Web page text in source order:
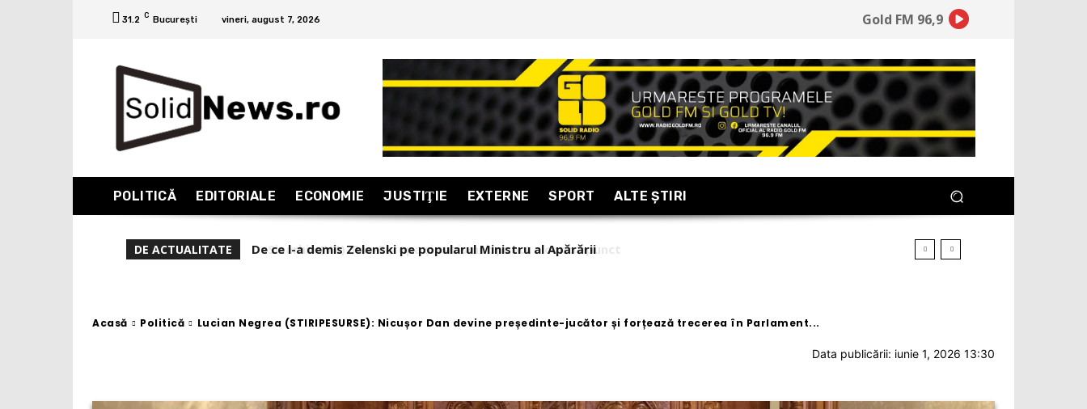
31.2 C București vineri, august 7, 2026 Gold FM 96,9
POLITICĂ EDITORIALE ECONOMIE JUSTIŢIE EXTERNE SPORT ALTE ŞTIRI
DE ACTUALITATE Sinarhia (VII). Pan-Europa și nazismul: punct – contrapunct
Acasă Politică Lucian Negrea (STIRIPESURSE): Nicușor Dan devine președinte-jucător și forțează trecerea în Parlament...
Data publicării: iunie 1, 2026 13:30